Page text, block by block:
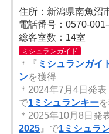
住所：新潟県南魚沼
電話番号：0570-
総客室数：14室
ミシュランガイド
＊『 ミシュランガイ
ンを獲得
＊2024年7月4日発表
で1ミシュランキー
＊2025年10月8日発
2025 』で1ミシュラ